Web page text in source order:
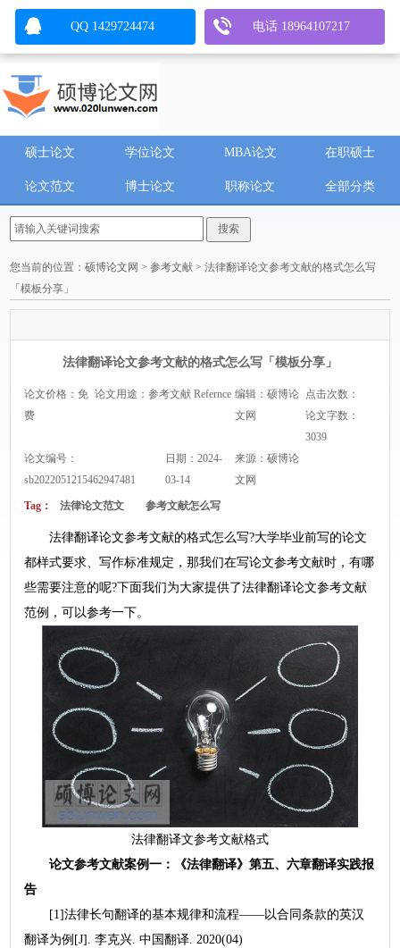
硕士论文 学位论文 MBA论文 在职硕士
论文范文 博士论文 职称论文 全部分类
您当前的位置：硕博论文网 >参考文献 > 法律翻译论文参考文献的格式怎么写
「模板分享」
法律翻译论文参考文献的格式怎么写「模板分享」
论文价格：免
费
论文用途：参考文献 Refernce 编辑：硕博论
文网
点击次数：
论文字数：
3039
论文编号：
sb2022051215462947481
日期：2024-
03-14
来源：硕博论
文网
Tag： 法律论文范文 参考文献怎么写
法律翻译论文参考文献的格式怎么写?大学毕业前写的论文
都样式要求、写作标准规定，那我们在写论文参考文献时，有哪
些需要注意的呢?下面我们为大家提供了法律翻译论文参考文献
范例，可以参考一下。
法律翻译文参考文献格式
论文参考文献案例一：《法律翻译》第五、六章翻译实践报
告
[1]法律长句翻译的基本规律和流程——以合同条款的英汉
翻译为例[J]. 李克兴. 中国翻译. 2020(04)
QQ 1429724474 电话 18964107217